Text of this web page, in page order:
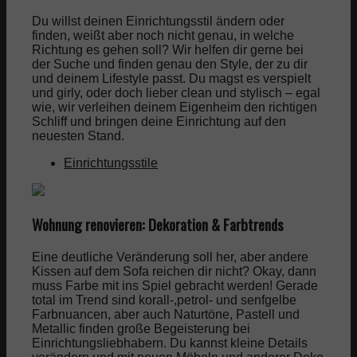
Du willst deinen Einrichtungsstil ändern oder
finden, weißt aber noch nicht genau, in welche
Richtung es gehen soll? Wir helfen dir gerne bei
der Suche und finden genau den Style, der zu dir
und deinem Lifestyle passt. Du magst es verspielt
und girly, oder doch lieber clean und stylisch – egal
wie, wir verleihen deinem Eigenheim den richtigen
Schliff und bringen deine Einrichtung auf den
neuesten Stand.
Einrichtungsstile
Wohnung renovieren: Dekoration & Farbtrends
Eine deutliche Veränderung soll her, aber andere
Kissen auf dem Sofa reichen dir nicht? Okay, dann
muss Farbe mit ins Spiel gebracht werden! Gerade
total im Trend sind korall-,petrol- und senfgelbe
Farbnuancen, aber auch Naturtöne, Pastell und
Metallic finden große Begeisterung bei
Einrichtungsliebhabern. Du kannst kleine Details